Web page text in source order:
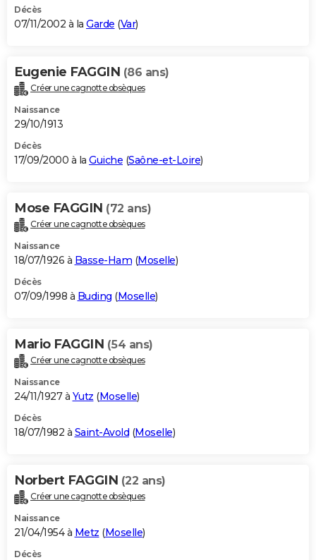
Décès
07/11/2002 à la Garde (Var)
Eugenie FAGGIN (86 ans)
Créer une cagnotte obsèques
Naissance
29/10/1913
Décès
17/09/2000 à la Guiche (Saône-et-Loire)
Mose FAGGIN (72 ans)
Créer une cagnotte obsèques
Naissance
18/07/1926 à Basse-Ham (Moselle)
Décès
07/09/1998 à Buding (Moselle)
Mario FAGGIN (54 ans)
Créer une cagnotte obsèques
Naissance
24/11/1927 à Yutz (Moselle)
Décès
18/07/1982 à Saint-Avold (Moselle)
Norbert FAGGIN (22 ans)
Créer une cagnotte obsèques
Naissance
21/04/1954 à Metz (Moselle)
Décès